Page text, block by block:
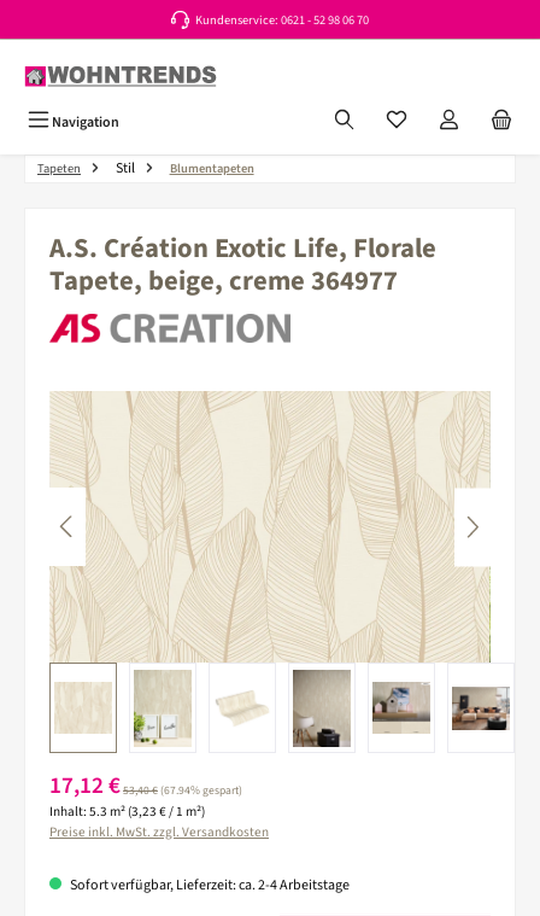
Kundenservice: 0621 - 52 98 06 70
Navigation Du hast 0 Produkte
Tapeten Stil Blumentapeten
A.S. Création Exotic Life, Florale
Tapete, beige, creme 364977
Bildergalerie überspringen
Verkaufspreis:
17,12 €Regulärer Preis:
53,40 €(67.94% gespart)
Inhalt: 5.3 m² (3,23 € / 1 m²)
Preise inkl. MwSt. zzgl. Versandkosten
Sofort verfügbar, Lieferzeit: ca. 2-4 Arbeitstage